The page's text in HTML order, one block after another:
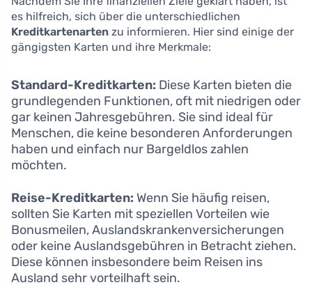
es hilfreich, sich über die unterschiedlichen
Kreditkartenarten zu informieren. Hier sind einige der
gängigsten Karten und ihre Merkmale:
Standard-Kreditkarten: Diese Karten bieten die
grundlegenden Funktionen, oft mit niedrigen oder
gar keinen Jahresgebühren. Sie sind ideal für
Menschen, die keine besonderen Anforderungen
haben und einfach nur Bargeldlos zahlen
möchten.
Reise-Kreditkarten: Wenn Sie häufig reisen,
sollten Sie Karten mit speziellen Vorteilen wie
Bonusmeilen, Auslandskrankenversicherungen
oder keine Auslandsgebühren in Betracht ziehen.
Diese können insbesondere beim Reisen ins
Ausland sehr vorteilhaft sein.